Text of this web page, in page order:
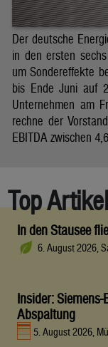
Der deutsche
in den ersten
um Sondereffekte
bis Ende Juni auf
Unternehmen am
rechne der
EBITDA zwischen
Top
In den Stausee
6. August 2026,
Insider:
Abspaltung
5. August 2026,